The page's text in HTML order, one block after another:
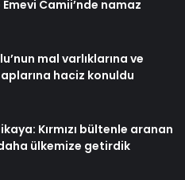
Emevi Camii’nde namaz
mal varlıklarına ve
haciz konuldu
Kırmızı bültenle aranan
ülkemize getirdik